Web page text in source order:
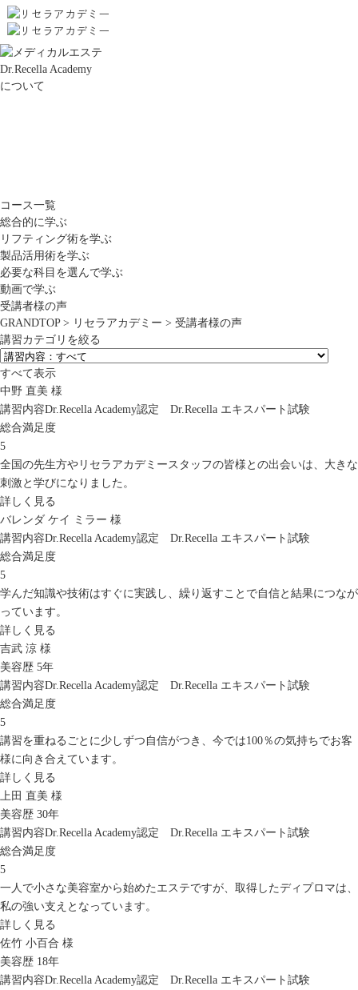
Dr.Recella Academy
について
コース一覧
総合的に学ぶ
リフティング術を学ぶ
製品活用術を学ぶ
必要な科目を選んで学ぶ
動画で学ぶ
受講者様の声
GRANDTOP> リセラアカデミー > 受講者様の声
講習カテゴリを絞る
すべて表示
中野 直美 様
講習内容Dr.Recella Academy認定 Dr.Recella エキスパート試験
総合満足度
5
全国の先生方やリセラアカデミースタッフの皆様との出会いは、大きな
刺激と学びになりました。
詳しく見る
バレンダ ケイ ミラー 様
講習内容Dr.Recella Academy認定 Dr.Recella エキスパート試験
総合満足度
5
学んだ知識や技術はすぐに実践し、繰り返すことで自信と結果につなが
っています。
詳しく見る
吉武 涼 様
美容歴 5年
講習内容Dr.Recella Academy認定 Dr.Recella エキスパート試験
総合満足度
5
講習を重ねるごとに少しずつ自信がつき、今では100％の気持ちでお客
様に向き合えています。
詳しく見る
上田 直美 様
美容歴 30年
講習内容Dr.Recella Academy認定 Dr.Recella エキスパート試験
総合満足度
5
一人で小さな美容室から始めたエステですが、取得したディプロマは、
私の強い支えとなっています。
詳しく見る
佐竹 小百合 様
美容歴 18年
講習内容Dr.Recella Academy認定 Dr.Recella エキスパート試験